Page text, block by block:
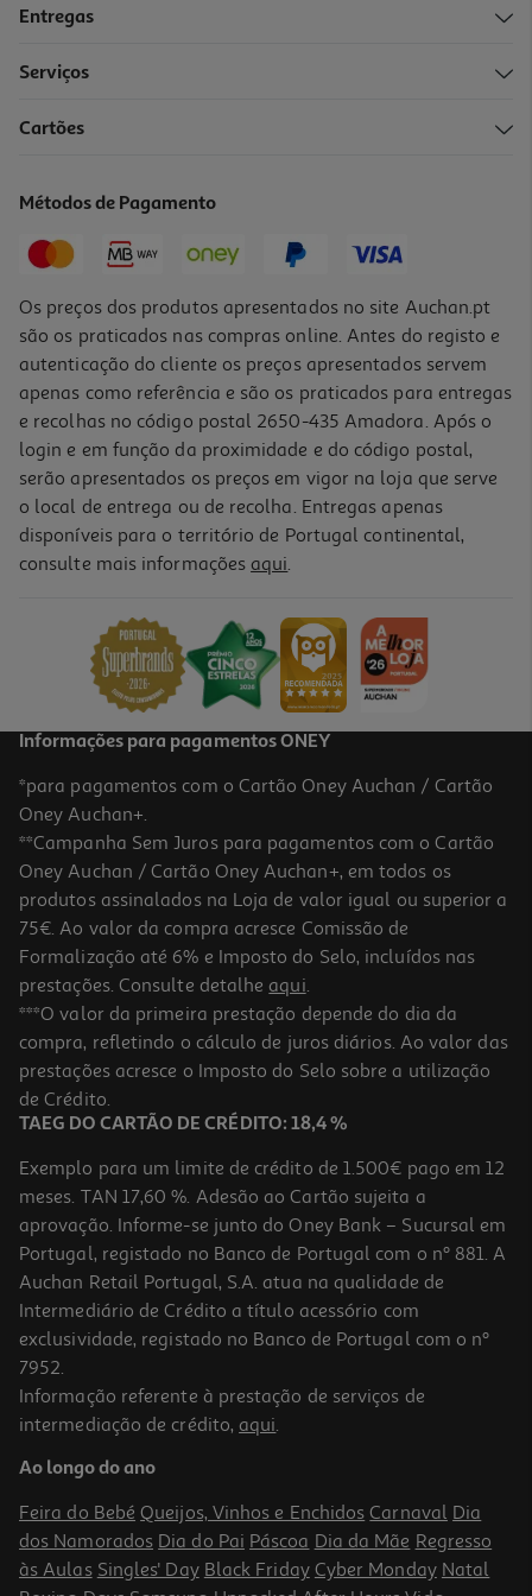
Lapiseira Metal Auchan Premium 2mm
-14%
4.0
Caixa De 24 Minas Auchan Hb Para Lapiseira 0.5mm
1.19 €/un
Price reduced from
1,39 €to
1,19 €
Promoção
Caixa 12 Minas Hb Auchan 2mm
0.99 €/un
0,99 €
Entregas
Serviços
Cartões
Métodos de Pagamento
Os preços dos produtos apresentados no site Auchan.pt
são os praticados nas compras online. Antes do registo e
autenticação do cliente os preços apresentados servem
apenas como referência e são os praticados para entregas
e recolhas no código postal 2650-435 Amadora. Após o
login e em função da proximidade e do código postal,
serão apresentados os preços em vigor na loja que serve
o local de entrega ou de recolha. Entregas apenas
disponíveis para o território de Portugal continental,
consulte mais informações aqui.
Informações para pagamentos ONEY
*para pagamentos com o Cartão Oney Auchan / Cartão
Oney Auchan+.
**Campanha Sem Juros para pagamentos com o Cartão
Oney Auchan / Cartão Oney Auchan+, em todos os
produtos assinalados na Loja de valor igual ou superior a
75€. Ao valor da compra acresce Comissão de
Formalização até 6% e Imposto do Selo, incluídos nas
prestações. Consulte detalhe aqui.
***O valor da primeira prestação depende do dia da
compra, refletindo o cálculo de juros diários. Ao valor das
prestações acresce o Imposto do Selo sobre a utilização
de Crédito.
TAEG DO CARTÃO DE CRÉDITO: 18,4 %
Exemplo para um limite de crédito de 1.500€ pago em 12
meses. TAN 17,60 %. Adesão ao Cartão sujeita a
aprovação. Informe-se junto do Oney Bank – Sucursal em
Portugal, registado no Banco de Portugal com o nº 881. A
Auchan Retail Portugal, S.A. atua na qualidade de
Intermediário de Crédito a título acessório com
exclusividade, registado no Banco de Portugal com o nº
7952.
Informação referente à prestação de serviços de
intermediação de crédito, aqui.
Ao longo do ano
Feira do Bebé Queijos, Vinhos e Enchidos Carnaval Dia
dos Namorados Dia do Pai Páscoa Dia da Mãe Regresso
às Aulas Singles' Day Black Friday Cyber Monday Natal